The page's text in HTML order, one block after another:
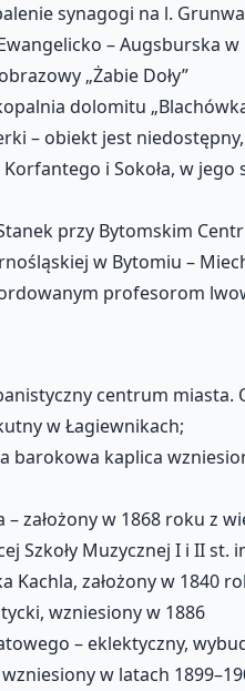
synagogi na l.
– Augsburska
„Żabie Doły”
dolomitu
– obiekt jest
i Sokoła, w
przy Bytomskim
w Bytomiu –
profesorom
centrum
w Łagiewnikach;
barokowa kaplica
założony w 1868 roku z
Szkoły Muzycznej I i II
Kachla, założony w 1840
wzniesiony w 1886
– eklektyczny,
w latach